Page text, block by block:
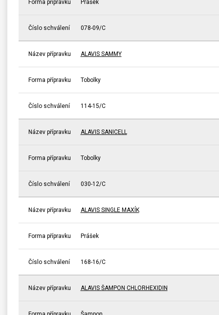
Forma přípravku Prášek
Číslo schválení 078-09/C
Název přípravku ALAVIS SAMMY
Forma přípravku Tobolky
Číslo schválení 114-15/C
Název přípravku ALAVIS SANICELL
Forma přípravku Tobolky
Číslo schválení 030-12/C
Název přípravku ALAVIS SINGLE MAXÍK
Forma přípravku Prášek
Číslo schválení 168-16/C
Název přípravku ALAVIS ŠAMPON CHLORHEXIDIN